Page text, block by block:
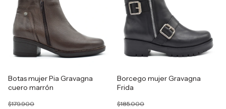
Botas mujer Pia Gravagna
cuero marrón
$179.900
Borcego mujer Gravagna
Frida
$185.000